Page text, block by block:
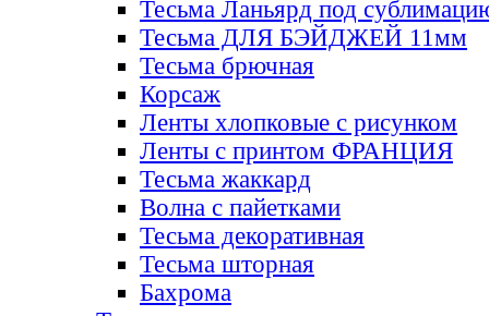
Тесьма Ланьярд под
Тесьма ДЛЯ БЭЙДЖЕЙ 11мм
Тесьма брючная
Корсаж
Ленты хлопковые с рисунком
Ленты с принтом ФРАНЦИЯ
Тесьма жаккард
Волна с пайетками
Тесьма декоративная
Тесьма шторная
Бахрома